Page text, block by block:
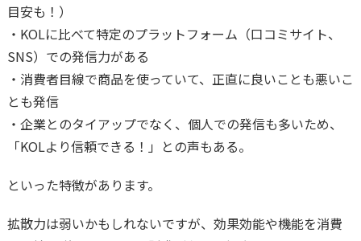
目安も！）
・KOLに比べて特定のプラットフォーム（口コミサイト、
SNS）での発信力がある
・消費者目線で商品を使っていて、正直に良いことも悪いこ
とも発信
・企業とのタイアップでなく、個人での発信も多いため、
「KOLより信頼できる！」との声もある。
といった特徴があります。
拡散力は弱いかもしれないですが、効果効能や機能を消費